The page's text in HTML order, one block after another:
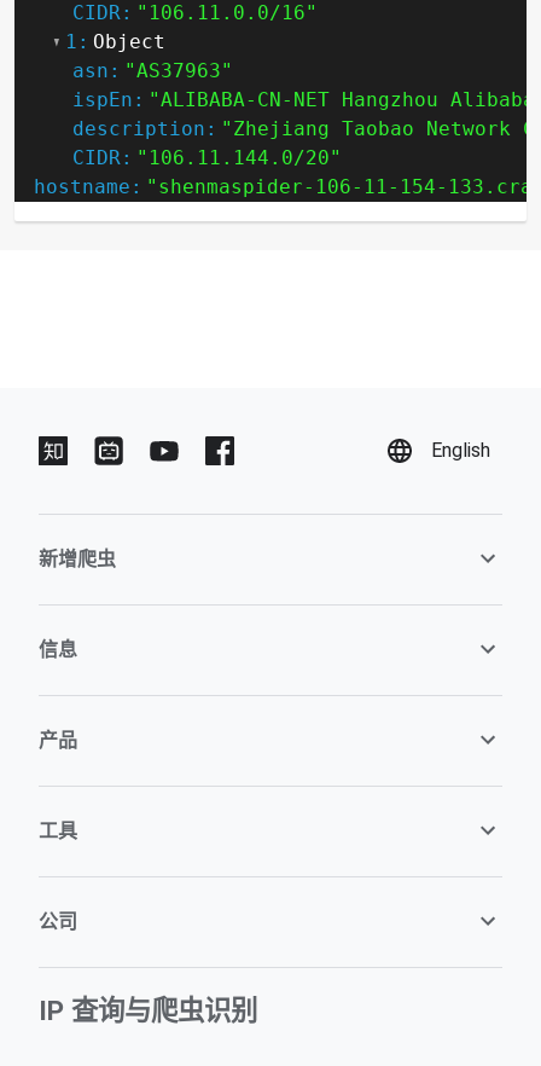
CIDR: "106.11.0.0/16"
1: Object
asn: "AS37963"
ispEn: "ALIBABA-CN-NET Hangzhou
description: "Zhejiang Taobao Network
CIDR: "106.11.144.0/20"
hostname: "shenmaspider-106-11-154-
English
新增爬虫
信息
产品
工具
公司
IP 查询与爬虫识别